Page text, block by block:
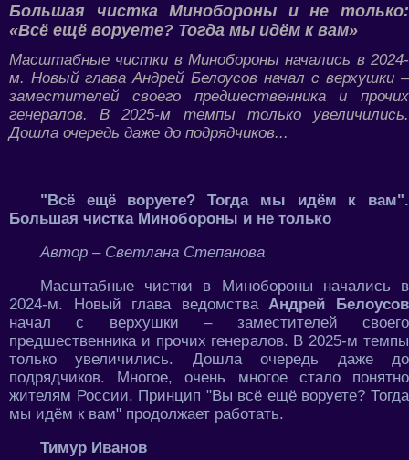
Большая чистка Минобороны и не только:
«Всё ещё воруете? Тогда мы идём к вам»
Масштабные чистки в Минобороны начались в 2024-
м. Новый глава Андрей Белоусов начал с верхушки –
заместителей своего предшественника и прочих
генералов. В 2025-м темпы только увеличились.
Дошла очередь даже до подрядчиков...
"Всё ещё воруете? Тогда мы идём к вам".
Большая чистка Минобороны и не только
Автор – Светлана Степанова
Масштабные чистки в Минобороны начались в
2024-м. Новый глава ведомства Андрей Белоусов
начал с верхушки – заместителей своего
предшественника и прочих генералов. В 2025-м темпы
только увеличились. Дошла очередь даже до
подрядчиков. Многое, очень многое стало понятно
жителям России. Принцип "Вы всё ещё воруете? Тогда
мы идём к вам" продолжает работать.
Тимур Иванов